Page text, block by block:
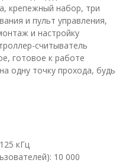
крепежный набор, три
и пульт управления,
и настройку
считыватель
готовое к работе
одну точку прохода, будь
кГц
10 000